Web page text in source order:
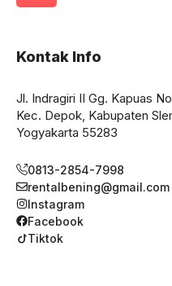
Kontak Info
Jl. Indragiri II Gg. Kapuas
Kec. Depok, Kabupaten
Yogyakarta 55283
0813-2854-7998
rentalbening@gmail.com
Instagram
Facebook
Tiktok